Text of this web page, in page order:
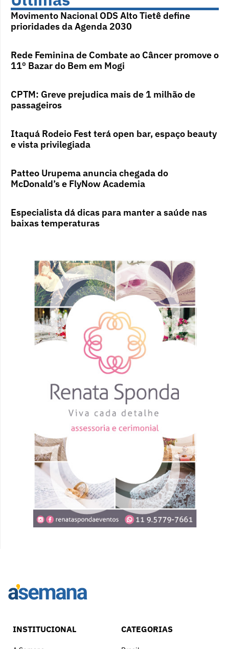
Movimento Nacional ODS Alto Tietê define
prioridades da Agenda 2030
Rede Feminina de Combate ao Câncer promove o
11º Bazar do Bem em Mogi
CPTM: Greve prejudica mais de 1 milhão de
passageiros
Itaquá Rodeio Fest terá open bar, espaço beauty
e vista privilegiada
Patteo Urupema anuncia chegada do
McDonald’s e FlyNow Academia
Especialista dá dicas para manter a saúde nas
baixas temperaturas
INSTITUCIONAL CATEGORIAS